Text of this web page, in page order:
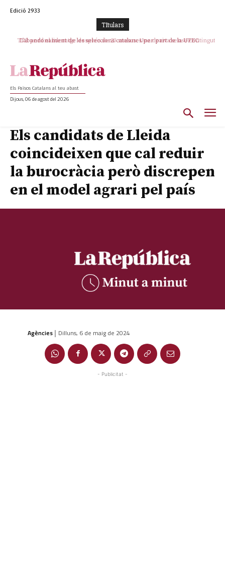
Edició 2933
TItulars
TV3 perd el lideratge després de 23 mesos: Una deriva sense continguts i
Els Països Catalans al teu abast
Dijous, 06 de agost del 2026
Els candidats de Lleida
coincideixen que cal reduir
la burocràcia però discrepen
en el model agrari pel país
Agències | Dilluns, 6 de maig de 2024
- Publicitat -